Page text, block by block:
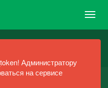
Администратору
на сервисе